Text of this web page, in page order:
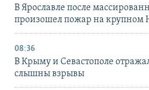
В Ярославле после
произошел пожар на крупном
08:36
В Крыму и Севастополе
слышны взрывы